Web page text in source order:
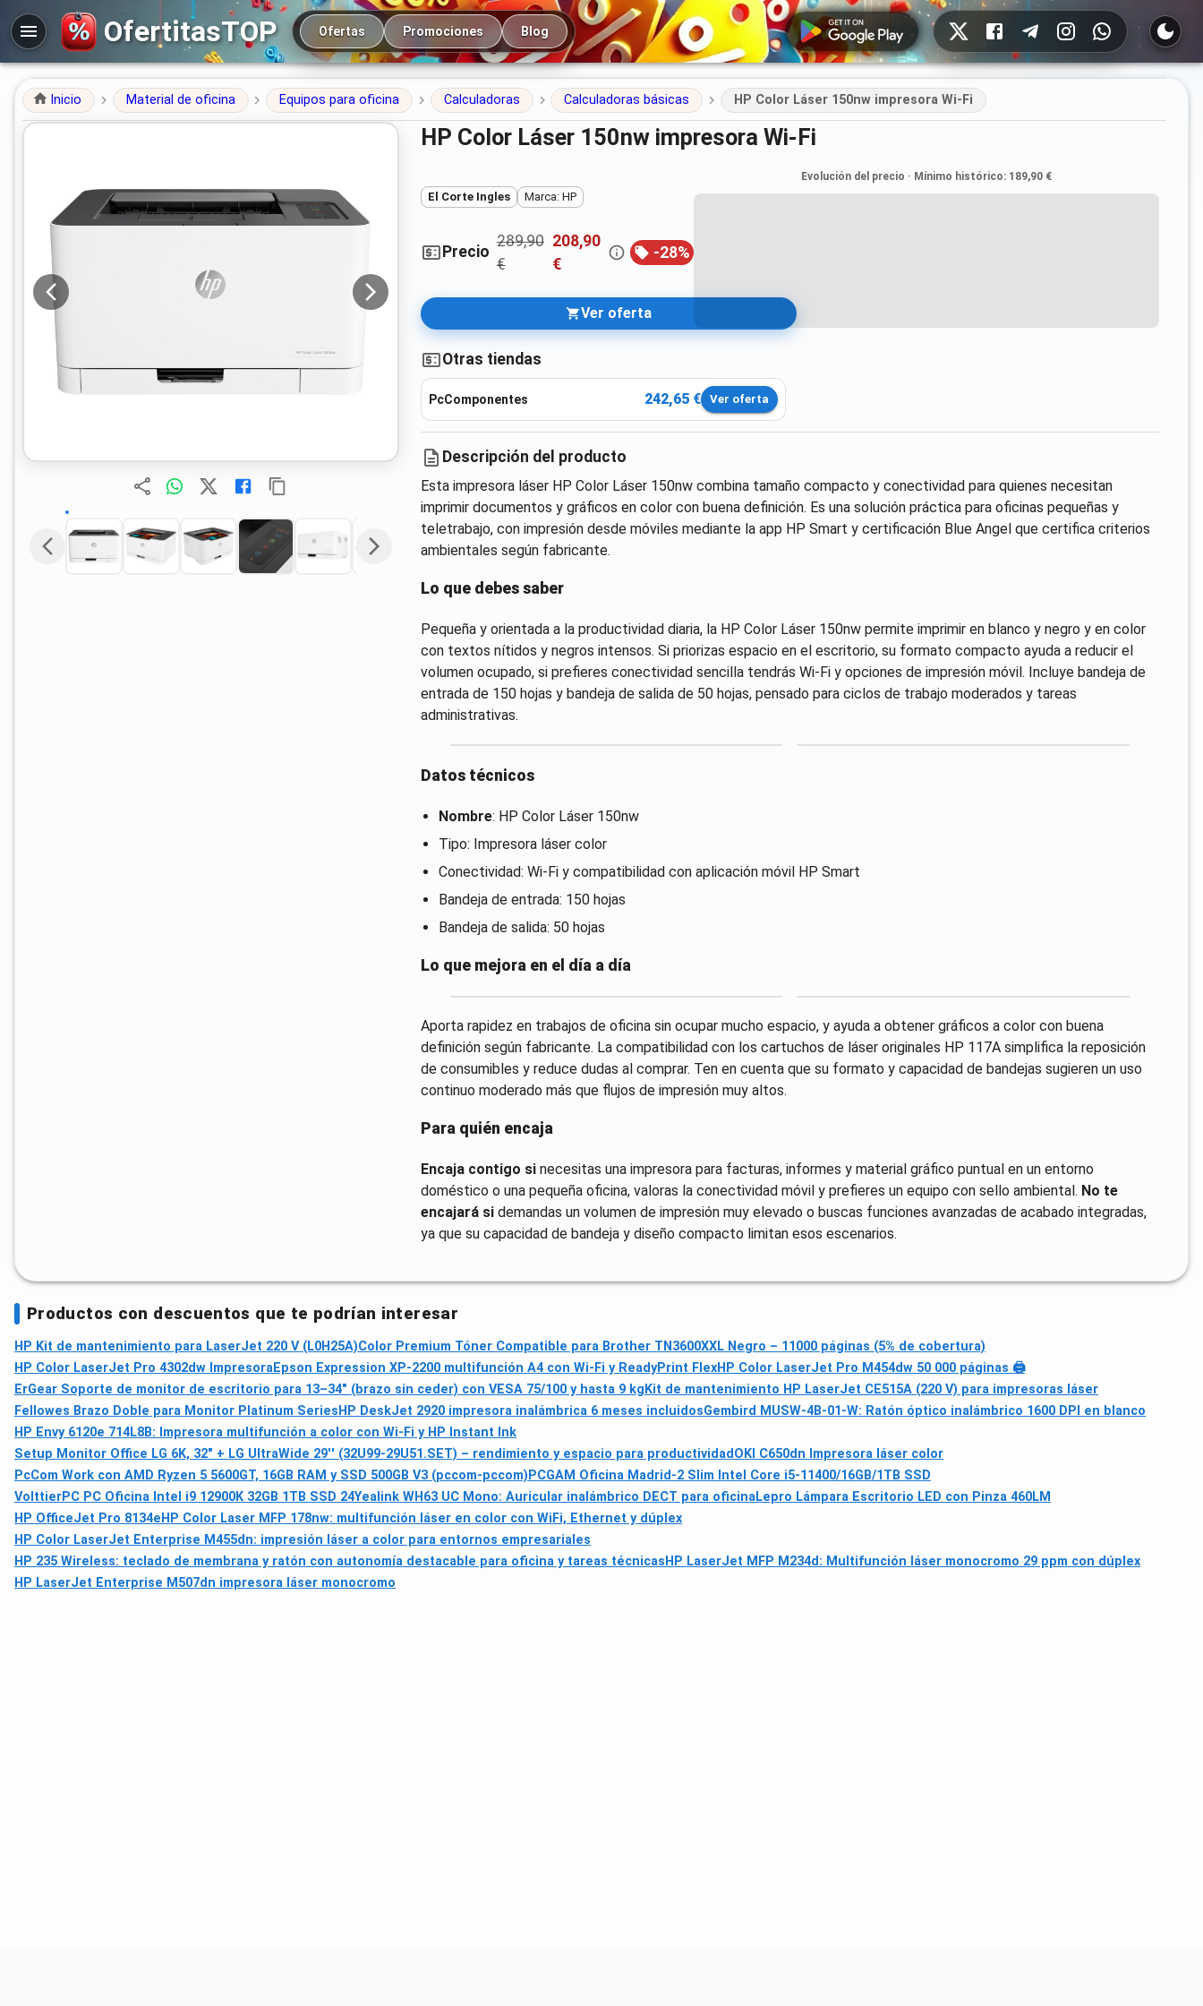
OfertitasTOP Navegación principal
Ofertas Promociones Blog
Redes sociales
Inicio Material de oficina Equipos para oficina Calculadoras Calculadoras básicas HP Color Láser 150nw impresora Wi‑Fi
HP Color Láser 150nw impresora Wi‑Fi
El Corte Ingles Marca: HP
Precio
289,90
€
208,90
€
-28%
Ver oferta
Evolución del precio · Mínimo histórico: 189,90 €
Otras tiendas
PcComponentes 242,65 € Ver oferta
Descripción del producto
Esta impresora láser HP Color Láser 150nw combina tamaño compacto y conectividad para quienes necesitan
imprimir documentos y gráficos en color con buena definición. Es una solución práctica para oficinas pequeñas y
teletrabajo, con impresión desde móviles mediante la app HP Smart y certificación Blue Angel que certifica criterios
ambientales según fabricante.
Lo que debes saber
Pequeña y orientada a la productividad diaria, la HP Color Láser 150nw permite imprimir en blanco y negro y en color
con textos nítidos y negros intensos. Si priorizas espacio en el escritorio, su formato compacto ayuda a reducir el
volumen ocupado, si prefieres conectividad sencilla tendrás Wi‑Fi y opciones de impresión móvil. Incluye bandeja de
entrada de 150 hojas y bandeja de salida de 50 hojas, pensado para ciclos de trabajo moderados y tareas
administrativas.
Datos técnicos
Nombre: HP Color Láser 150nw
Tipo: Impresora láser color
Conectividad: Wi‑Fi y compatibilidad con aplicación móvil HP Smart
Bandeja de entrada: 150 hojas
Bandeja de salida: 50 hojas
Lo que mejora en el día a día
Aporta rapidez en trabajos de oficina sin ocupar mucho espacio, y ayuda a obtener gráficos a color con buena
definición según fabricante. La compatibilidad con los cartuchos de láser originales HP 117A simplifica la reposición
de consumibles y reduce dudas al comprar. Ten en cuenta que su formato y capacidad de bandejas sugieren un uso
continuo moderado más que flujos de impresión muy altos.
Para quién encaja
Encaja contigo sinecesitas una impresora para facturas, informes y material gráfico puntual en un entorno
doméstico o una pequeña oficina, valoras la conectividad móvil y prefieres un equipo con sello ambiental. No te
encajará sidemandas un volumen de impresión muy elevado o buscas funciones avanzadas de acabado integradas,
ya que su capacidad de bandeja y diseño compacto limitan esos escenarios.
Productos con descuentos que te podrían interesar
HP Kit de mantenimiento para LaserJet 220 V (L0H25A)Color Premium Tóner Compatible para Brother TN3600XXL Negro – 11000 páginas (5% de cobertura)
HP Color LaserJet Pro 4302dw ImpresoraEpson Expression XP-2200 multifunción A4 con Wi‑Fi y ReadyPrint FlexHP Color LaserJet Pro M454dw 50 000 páginas 🖨
ErGear Soporte de monitor de escritorio para 13–34" (brazo sin ceder) con VESA 75/100 y hasta 9 kg Kit de mantenimiento HP LaserJet CE515A (220 V) para impresoras láser
Fellowes Brazo Doble para Monitor Platinum Series HP DeskJet 2920 impresora inalámbrica 6 meses incluidosGembird MUSW-4B-01-W: Ratón óptico inalámbrico 1600 DPI en blanco
HP Envy 6120e 714L8B: Impresora multifunción a color con Wi‑Fi y HP Instant Ink
Setup Monitor Office LG 6K, 32" + LG UltraWide 29'' (32U99-29U51.SET) – rendimiento y espacio para productividadOKI C650dn Impresora láser color
PcCom Work con AMD Ryzen 5 5600GT, 16GB RAM y SSD 500GB V3 (pccom-pccom) PCGAM Oficina Madrid-2 Slim Intel Core i5-11400/16GB/1TB SSD
VolttierPC PC Oficina Intel i9 12900K 32GB 1TB SSD 24Yealink WH63 UC Mono: Auricular inalámbrico DECT para oficinaLepro Lámpara Escritorio LED con Pinza 460LM
HP OfficeJet Pro 8134e HP Color Laser MFP 178nw: multifunción láser en color con WiFi, Ethernet y dúplex
HP Color LaserJet Enterprise M455dn: impresión láser a color para entornos empresariales
HP 235 Wireless: teclado de membrana y ratón con autonomía destacable para oficina y tareas técnicas HP LaserJet MFP M234d: Multifunción láser monocromo 29 ppm con dúplex
HP LaserJet Enterprise M507dn impresora láser monocromo